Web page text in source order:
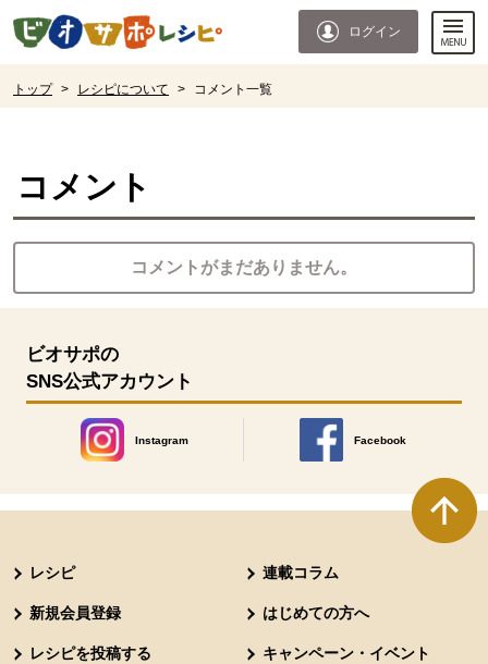
ページの先頭です。
ログイン
トップ > レシピについて > コメント一覧
コメント
コメントがまだありません。
ビオサポの
SNS公式アカウント
Instagram
別のウィンドウで開きます。
Facebook
別のウィンドウで開きます
レシピ 連載コラム
新規会員登録 はじめての方へ
レシピを投稿する キャンペーン・イベント